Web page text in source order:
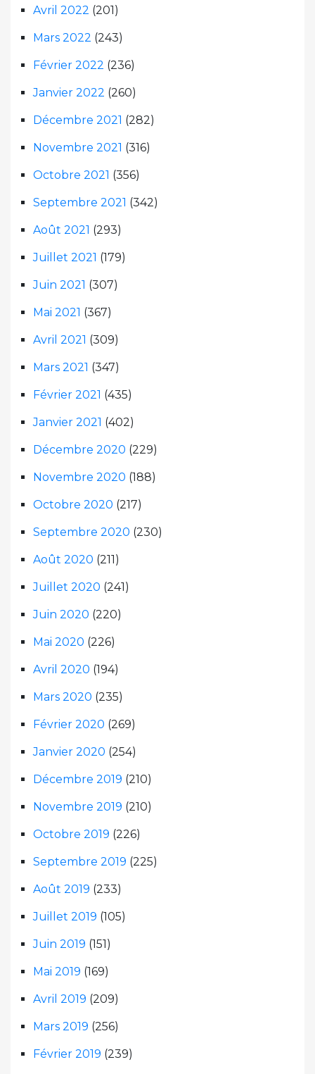
Avril 2022 (201)
Mars 2022 (243)
Février 2022 (236)
Janvier 2022 (260)
Décembre 2021 (282)
Novembre 2021 (316)
Octobre 2021 (356)
Septembre 2021 (342)
Août 2021 (293)
Juillet 2021 (179)
Juin 2021 (307)
Mai 2021 (367)
Avril 2021 (309)
Mars 2021 (347)
Février 2021 (435)
Janvier 2021 (402)
Décembre 2020 (229)
Novembre 2020 (188)
Octobre 2020 (217)
Septembre 2020 (230)
Août 2020 (211)
Juillet 2020 (241)
Juin 2020 (220)
Mai 2020 (226)
Avril 2020 (194)
Mars 2020 (235)
Février 2020 (269)
Janvier 2020 (254)
Décembre 2019 (210)
Novembre 2019 (210)
Octobre 2019 (226)
Septembre 2019 (225)
Août 2019 (233)
Juillet 2019 (105)
Juin 2019 (151)
Mai 2019 (169)
Avril 2019 (209)
Mars 2019 (256)
Février 2019 (239)